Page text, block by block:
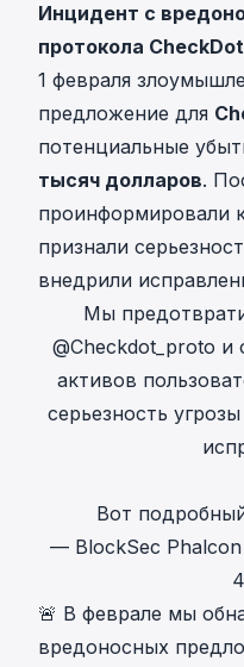
Инцидент с
протокола CheckDot
1 февраля
предложение для
потенциальные
тысяч долларов.
проинформировали
признали
внедрили
Мы
@Checkdot_proto и
активов
серьезность
Вот
— BlockSec Phalcon
🚨 В феврале мы
вредоносных